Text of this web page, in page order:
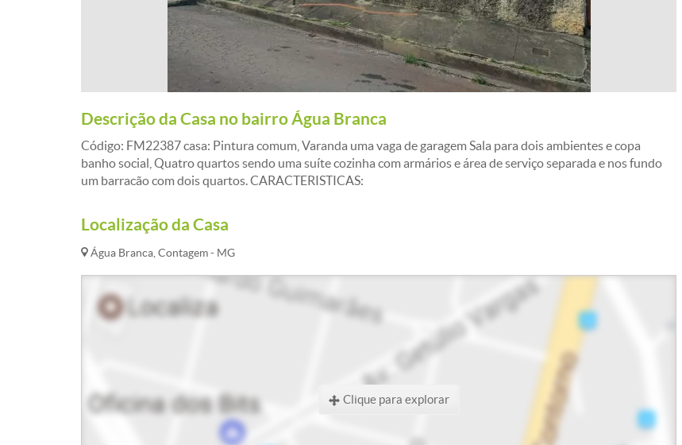
Descrição da Casa no bairro Água Branca
Código: FM22387 casa: Pintura comum, Varanda uma vaga de garagem Sala para dois ambientes e copa
banho social, Quatro quartos sendo uma suíte cozinha com armários e área de serviço separada e nos fundo
um barracão com dois quartos. CARACTERISTICAS:
Localização da Casa
Água Branca, Contagem - MG
Clique para explorar